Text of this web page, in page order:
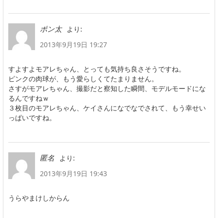
ポン太
より:
2013年9月19日 19:27
すよすよモアレちゃん、とっても気持ち良さそうですね。
ピンクの肉球が、もう愛らしくてたまりません。
さすがモアレちゃん、撮影だと察知した瞬間、モデルモードにな
るんですねｗ
３枚目のモアレちゃん、ケイさんになでなでされて、もう幸せい
っぱいですね。
匿名
より:
2013年9月19日 19:43
うらやまけしからん